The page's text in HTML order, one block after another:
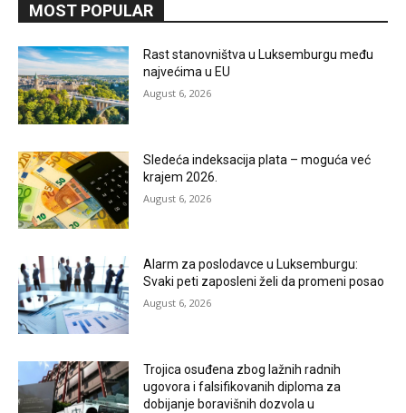
MOST POPULAR
Rast stanovništva u Luksemburgu među
najvećima u EU
August 6, 2026
Sledeća indeksacija plata – moguća već
krajem 2026.
August 6, 2026
Alarm za poslodavce u Luksemburgu:
Svaki peti zaposleni želi da promeni posao
August 6, 2026
Trojica osuđena zbog lažnih radnih
ugovora i falsifikovanih diploma za
dobijanje boravišnih dozvola u